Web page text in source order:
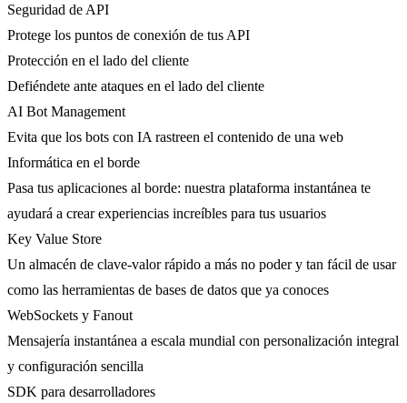
Seguridad de API
Protege los puntos de conexión de tus API
Protección en el lado del cliente
Defiéndete ante ataques en el lado del cliente
AI Bot Management
Evita que los bots con IA rastreen el contenido de una web
Informática en el borde
Pasa tus aplicaciones al borde: nuestra plataforma instantánea te
ayudará a crear experiencias increíbles para tus usuarios
Key Value Store
Un almacén de clave-valor rápido a más no poder y tan fácil de usar
como las herramientas de bases de datos que ya conoces
WebSockets y Fanout
Mensajería instantánea a escala mundial con personalización integral
y configuración sencilla
SDK para desarrolladores